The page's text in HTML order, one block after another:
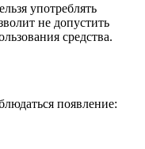
употреблять
не допустить
средства.
появление: